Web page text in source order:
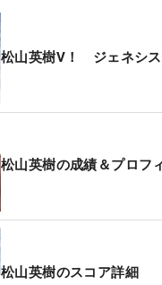
松山英樹V！ ジェネシ
松山英樹の成績＆プロフ
松山英樹のスコア詳細